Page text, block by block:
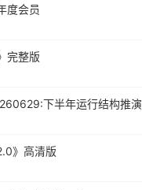
度会员
完整版
下半年运行结构推演
》高清版